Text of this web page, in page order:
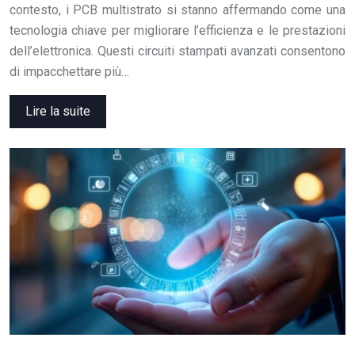
contesto, i PCB multistrato si stanno affermando come una
tecnologia chiave per migliorare l’efficienza e le prestazioni
dell’elettronica. Questi circuiti stampati avanzati consentono
di impacchettare più…
Lire la suite